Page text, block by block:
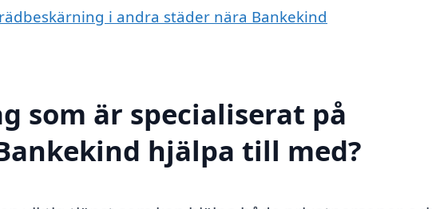
i andra städer nära Bankekind
som är specialiserat på
hjälpa till med?